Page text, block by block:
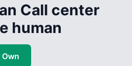
Call center
human
Own